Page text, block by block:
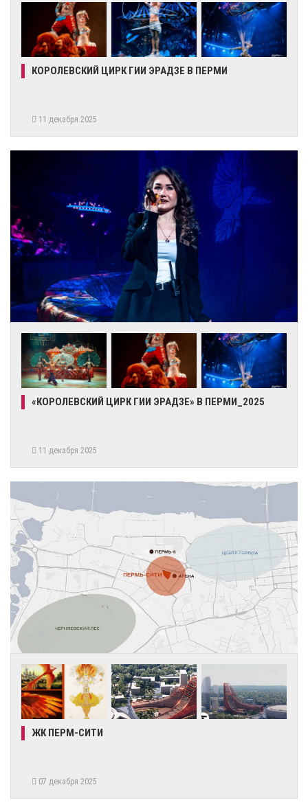
КОРОЛЕВСКИЙ ЦИРК ГИИ ЭРАДЗЕ В ПЕРМИ
11 декабря 2025
«КОРОЛЕВСКИЙ ЦИРК ГИИ ЭРАДЗЕ» В ПЕРМИ_2025
11 декабря 2025
ЖК ПЕРМ-СИТИ
07 декабря 2025